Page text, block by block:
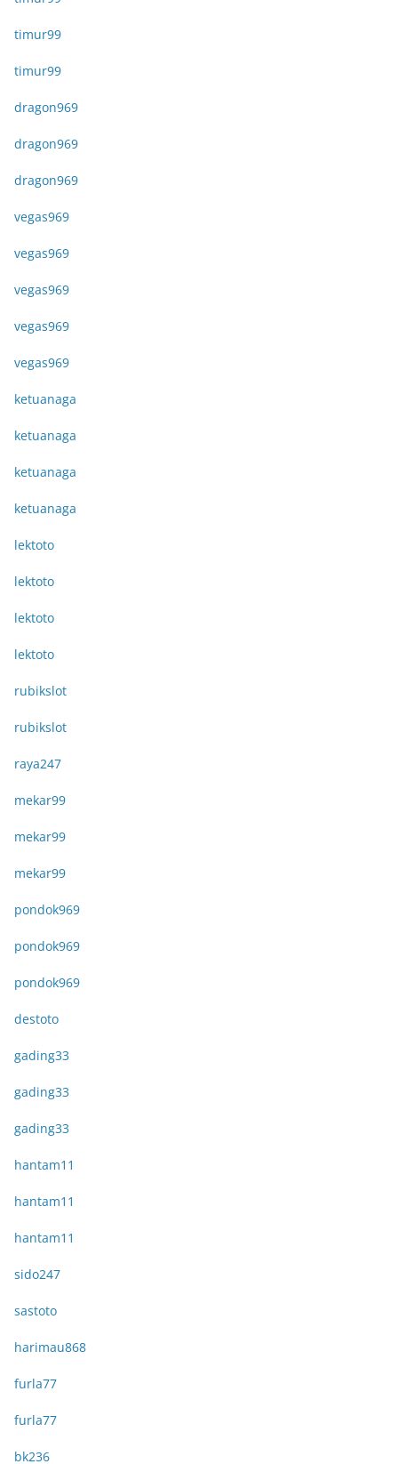
timur99
timur99
dragon969
dragon969
dragon969
vegas969
vegas969
vegas969
vegas969
vegas969
ketuanaga
ketuanaga
ketuanaga
ketuanaga
lektoto
lektoto
lektoto
lektoto
rubikslot
rubikslot
raya247
mekar99
mekar99
mekar99
pondok969
pondok969
pondok969
destoto
gading33
gading33
gading33
hantam11
hantam11
hantam11
sido247
sastoto
harimau868
furla77
furla77
bk236